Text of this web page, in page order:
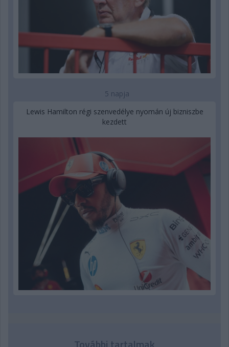
5 napja
Lewis Hamilton régi szenvedélye nyomán új bizniszbe
kezdett